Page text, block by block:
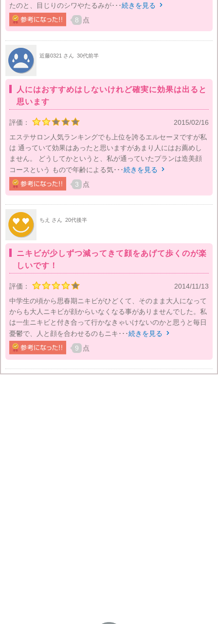
たのと、目じりのシワやたるみが･･･続きを見る 
8 点
近藤0321 さん 30代前半
人にはおすすめはしないけれど確実に効果は出ると
思います
評価：
2015/02/16
エステサロン人気ランキングでも上位を誇るエルセーヌですが私
は 通っていて効果はあったと思いますがあまり人にはお薦めし
ません。 どうしてかというと、私が通っていたプランは造美顔
コースという もので年齢による気･･･続きを見る 
3 点
ちえ さん 20代後半
ニキビが少しずつ減ってきて顔をあげて歩くのが楽
しいです！
評価：
2014/11/13
中学生の頃から思春期ニキビがひどくて、そのまま大人になって
からも大人ニキビが顔からいなくなる事がありませんでした。私
は一生ニキビと付き合って行かなきゃいけないのかと思うと毎日
憂鬱で、人と顔を合わせるのもニキ･･･続きを見る 
9 点